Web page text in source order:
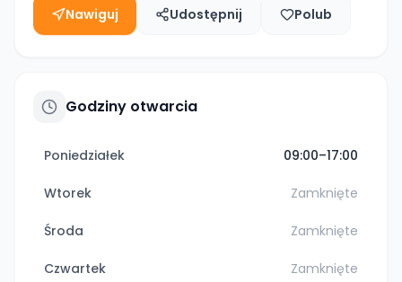
Nawiguj Udostępnij Polub
Godziny otwarcia
Poniedziałek 09:00–17:00
Wtorek Zamknięte
Środa Zamknięte
Czwartek Zamknięte